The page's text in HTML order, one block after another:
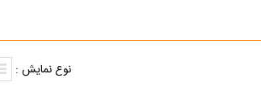
نوع نمایش :